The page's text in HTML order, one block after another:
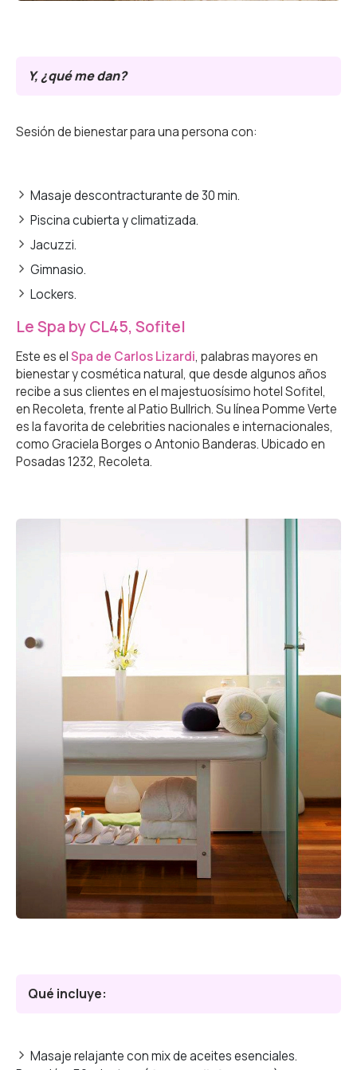
Y, ¿qué me dan?
Sesión de bienestar para una persona con:
Masaje descontracturante de 30 min.
Piscina cubierta y climatizada.
Jacuzzi.
Gimnasio.
Lockers.
Le Spa by CL45, Sofitel
Este es elSpa de Carlos Lizardi, palabras mayores en
bienestar y cosmética natural, que desde algunos años
recibe a sus clientes en el majestuosísimo hotel Sofitel,
en Recoleta, frente al Patio Bullrich. Su línea Pomme Verte
es la favorita de celebrities nacionales e internacionales,
como Graciela Borges o Antonio Banderas. Ubicado en
Posadas 1232, Recoleta.
Qué incluye:
Masaje relajante con mix de aceites esenciales.